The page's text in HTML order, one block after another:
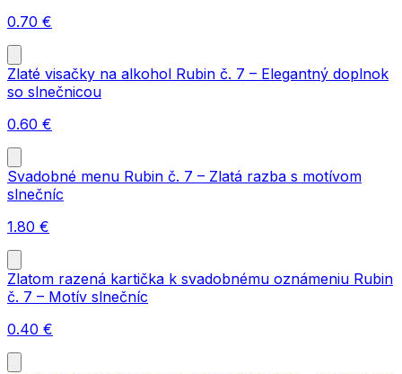
0.70 €
Zlaté visačky na alkohol Rubin č. 7 – Elegantný doplnok
so slnečnicou
0.60 €
Svadobné menu Rubin č. 7 – Zlatá razba s motívom
slnečníc
1.80 €
Zlatom razená kartička k svadobnému oznámeniu Rubin
č. 7 – Motív slnečníc
0.40 €